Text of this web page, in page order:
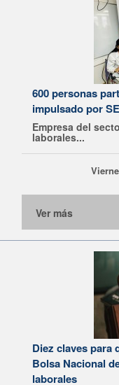
600 personas
impulsado por
Empresa del
laborales...
Ver más
Diez claves para
Bolsa Nacional
laborales